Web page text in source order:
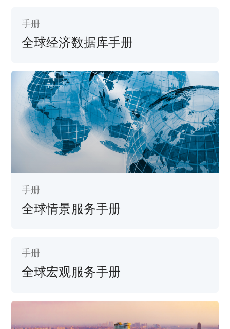
手册
全球经济数据库手册
手册
全球情景服务手册
手册
全球宏观服务手册